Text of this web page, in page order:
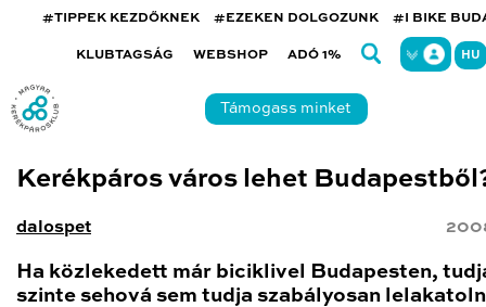
#TIPPEK KEZDŐKNEK #EZEKEN DOLGOZUNK #I BIKE
KLUBTAGSÁG WEBSHOP ADÓ 1% HU
Támogass minket
Kerékpáros város lehet
dalospet
Ha közlekedett már biciklivel Budapesten,
szinte sehová sem tudja szabályosan